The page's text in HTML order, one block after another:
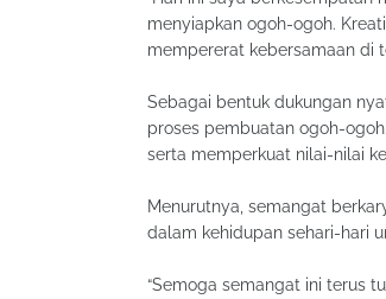
menyiapkan ogoh-ogoh.
mempererat kebersamaan di
Sebagai bentuk dukungan
proses pembuatan ogoh-
serta memperkuat nilai-nilai
Menurutnya, semangat
dalam kehidupan sehari-hari
“Semoga semangat ini terus